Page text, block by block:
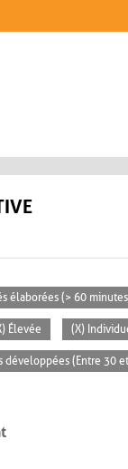
élaborées (> 60
Élevée (X)
développées (Entre 30